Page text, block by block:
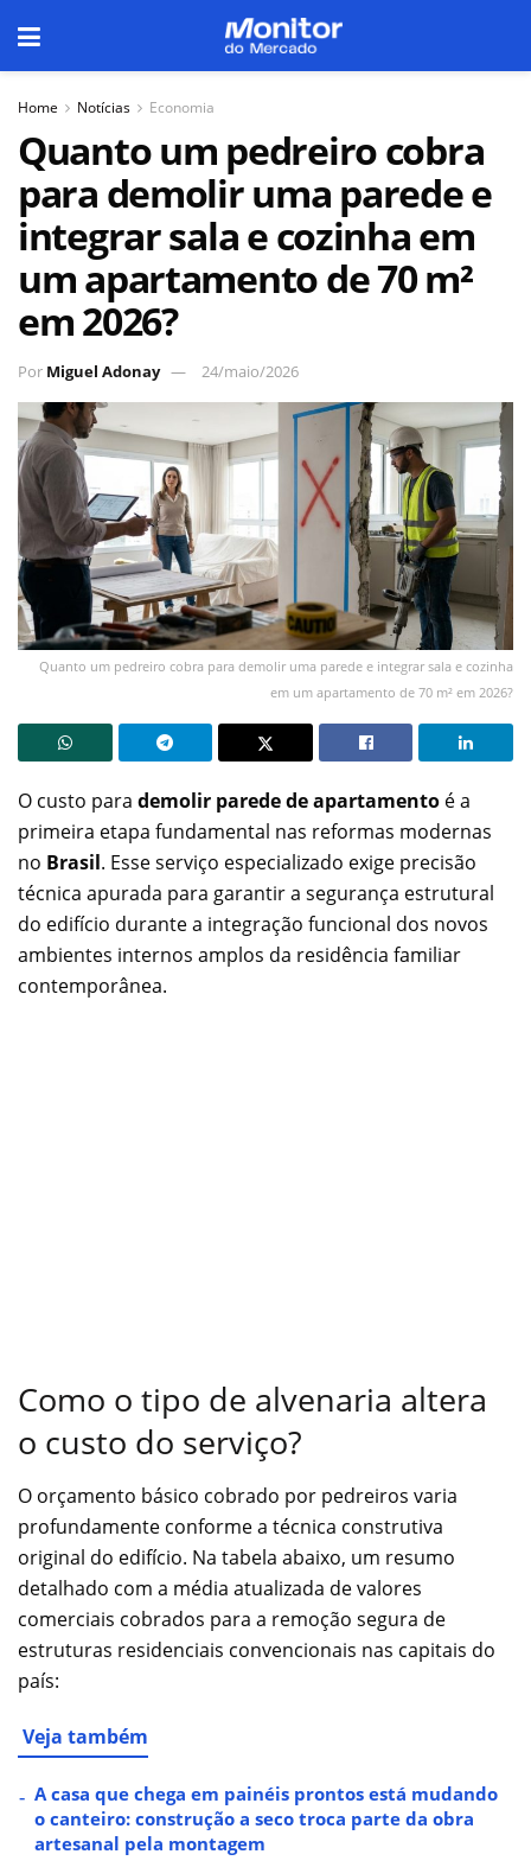
Home Notícias Economia
Quanto um pedreiro cobra
para demolir uma parede e
integrar sala e cozinha em
um apartamento de 70 m²
em 2026?
Por Miguel Adonay 24/maio/2026
Quanto um pedreiro cobra para demolir uma parede e integrar sala e cozinha
em um apartamento de 70 m² em 2026?
O custo para demolir parede de apartamento é a
primeira etapa fundamental nas reformas modernas
no Brasil. Esse serviço especializado exige precisão
técnica apurada para garantir a segurança estrutural
do edifício durante a integração funcional dos novos
ambientes internos amplos da residência familiar
contemporânea.
Como o tipo de alvenaria altera
o custo do serviço?
O orçamento básico cobrado por pedreiros varia
profundamente conforme a técnica construtiva
original do edifício. Na tabela abaixo, um resumo
detalhado com a média atualizada de valores
comerciais cobrados para a remoção segura de
estruturas residenciais convencionais nas capitais do
país:
Veja também
A casa que chega em painéis prontos está mudando
o canteiro: construção a seco troca parte da obra
artesanal pela montagem